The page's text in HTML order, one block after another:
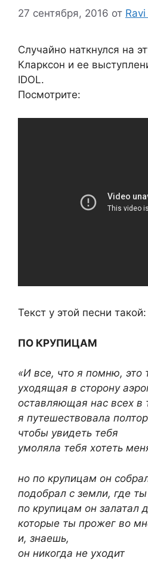
27 сентября, 2016 от
Случайно наткнулся на
Кларксон и ее
IDOL.
Посмотрите:
Текст у этой песни такой:
ПО КРУПИЦАМ
«И все, что я помню, это
уходящая в сторону
оставляющая нас всех
я путешествовала
чтобы увидеть тебя
умоляла тебя хотеть
но по крупицам он
подобрал с земли, где
по крупицам он залатал
которые ты прожег во
и, знаешь,
он никогда не уходит